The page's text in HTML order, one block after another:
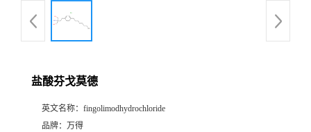
盐酸芬戈莫德
英文名称： fingolimodhydrochloride
品牌： 万得